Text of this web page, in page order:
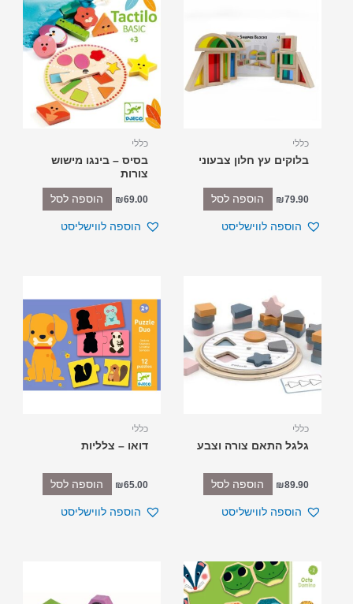
כללי
בלוקים עץ חלון צבעוני
₪79.90 הוספה לסל
הוספה לווישליסט
כללי
בסיס – בינגו מישוש
צורות
₪69.00 הוספה לסל
הוספה לווישליסט
כללי
גלגל התאם צורה וצבע
₪89.90 הוספה לסל
הוספה לווישליסט
כללי
דואו – צלליות
₪65.00 הוספה לסל
הוספה לווישליסט